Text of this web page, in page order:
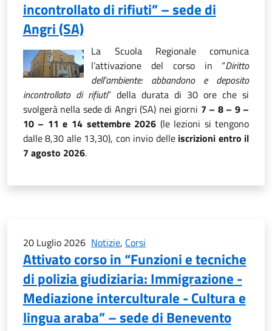
incontrollato di rifiuti” – sede di
Angri (SA)
La Scuola Regionale comunica
l’attivazione del corso in “Diritto
dell’ambiente: abbandono e deposito
incontrollato di rifiuti” della durata di 30 ore che si
svolgerà nella sede di Angri (SA) nei giorni 7 – 8 – 9 –
10 – 11 e 14 settembre 2026 (le lezioni si tengono
dalle 8,30 alle 13,30), con invio delle iscrizioni entro il
7 agosto 2026.
20 Luglio 2026 Notizie, Corsi
Attivato corso in “Funzioni e tecniche
di polizia giudiziaria: Immigrazione -
Mediazione interculturale - Cultura e
lingua araba” – sede di Benevento